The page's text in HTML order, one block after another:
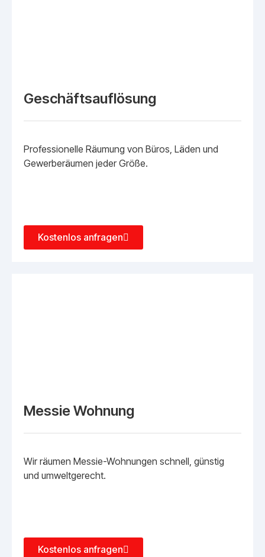
Geschäftsauflösung
Professionelle Räumung von Büros, Läden und
Gewerberäumen jeder Größe.
Kostenlos anfragen
Messie Wohnung
Wir räumen Messie-Wohnungen schnell, günstig
und umweltgerecht.
Kostenlos anfragen